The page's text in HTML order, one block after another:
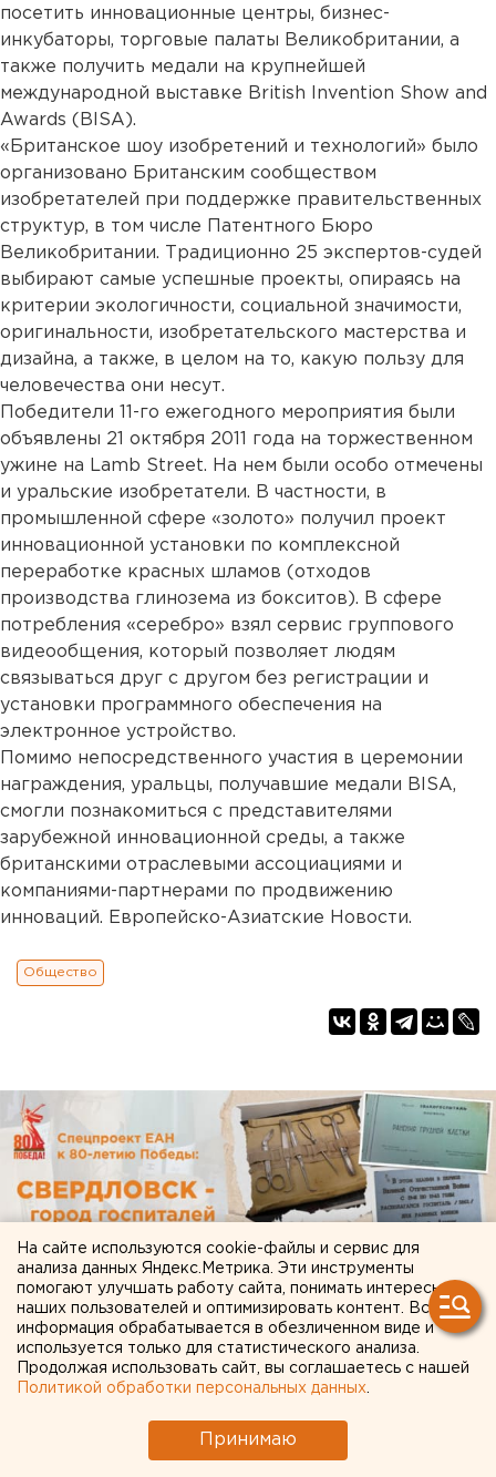
посетить инновационные центры, бизнес-
инкубаторы, торговые палаты Великобритании, а
также получить медали на крупнейшей
международной выставке British Invention Show and
Awards (BISA).
«Британское шоу изобретений и технологий» было
организовано Британским сообществом
изобретателей при поддержке правительственных
структур, в том числе Патентного Бюро
Великобритании. Традиционно 25 экспертов-судей
выбирают самые успешные проекты, опираясь на
критерии экологичности, социальной значимости,
оригинальности, изобретательского мастерства и
дизайна, а также, в целом на то, какую пользу для
человечества они несут.
Победители 11-го ежегодного мероприятия были
объявлены 21 октября 2011 года на торжественном
ужине на Lamb Street. На нем были особо отмечены
и уральские изобретатели. В частности, в
промышленной сфере «золото» получил проект
инновационной установки по комплексной
переработке красных шламов (отходов
производства глинозема из бокситов). В сфере
потребления «серебро» взял сервис группового
видеообщения, который позволяет людям
связываться друг с другом без регистрации и
установки программного обеспечения на
электронное устройство.
Помимо непосредственного участия в церемонии
награждения, уральцы, получавшие медали BISA,
смогли познакомиться с представителями
зарубежной инновационной среды, а также
британскими отраслевыми ассоциациями и
компаниями-партнерами по продвижению
инноваций. Европейско-Азиатские Новости.
Общество
На сайте используются cookie-файлы и сервис для
анализа данных Яндекс.Метрика. Эти инструменты
помогают улучшать работу сайта, понимать интересы
наших пользователей и оптимизировать контент. Вся
информация обрабатывается в обезличенном виде и
используется только для статистического анализа.
Продолжая использовать сайт, вы соглашаетесь с нашей
Политикой обработки персональных данных
Принимаю